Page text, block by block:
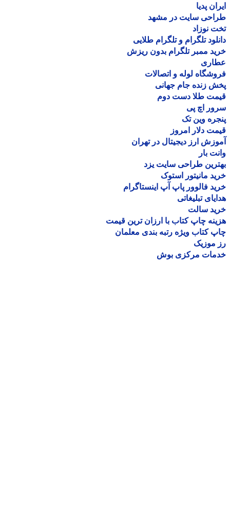
پدیا
سایت در مشهد
نوزاد
تلگرام و تلگرام طلایی
ممبر تلگرام بدون ریزش
لوله و اتصالات
زنده جام جهانی
طلا دست دوم
اچ پی
وین تک
دلار امروز
ارز دیجیتال در تهران
بار
طراحی سایت یزد
مانیتور استوک
فالوور پاپ آپ اینستاگرام
تبلیغاتی
سالت
چاپ کتاب با ارزان ترین قیمت
کتاب ویژه رتبه بندی معلمان
موزیک
مرکزی بوش